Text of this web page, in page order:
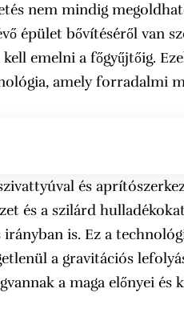
nem mindig
épület bővítéséről van
emelni a főgyűjtőig.
amely forradalmi
és
és a szilárd
is. Ez a
a gravitációs
a maga előnyei és